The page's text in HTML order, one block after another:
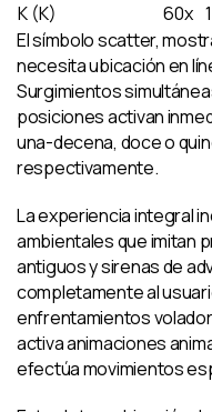
K (K)
60x
El símbolo scatter,
necesita ubicación en
Surgimientos
posiciones activan
una-decena, doce o
respectivamente.
La experiencia integral
ambientales que imitan
antiguos y sirenas de
completamente al
enfrentamientos
activa animaciones
efectúa movimientos